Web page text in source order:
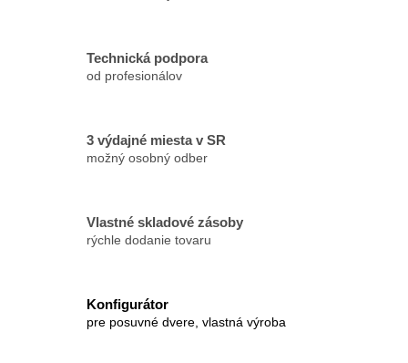
Technická podpora
od profesionálov
3 výdajné miesta v SR
možný osobný odber
Vlastné skladové zásoby
rýchle dodanie tovaru
Konfigurátor
pre posuvné dvere, vlastná výroba